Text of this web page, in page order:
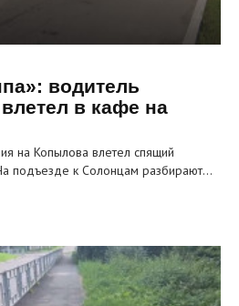
водитель
в кафе на
на Копылова влетел спящий
подъезде к Солонцам разбирают…